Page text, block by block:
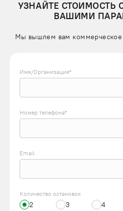
УЗНАЙТЕ СТОИМОСТЬ
ВАШИМИ
Мы вышлем вам
Имя/Организация*
Номер телефона*
Email
Количество остановок
2 3 4